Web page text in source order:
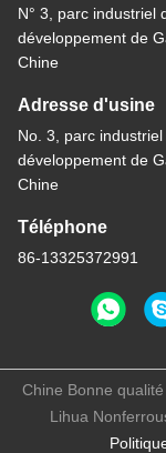
N° 3, parc industriel
développement de
Chine
Adresse d'usine
No. 3, parc
développement de
Chine
Téléphone
86-13325372991
Chine Bonne
Lihua